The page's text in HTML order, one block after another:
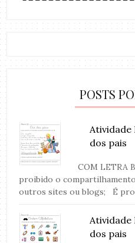
POSTS
dos pais
COM LETRA
proibido o
outros sites ou blogs; É
dos pais